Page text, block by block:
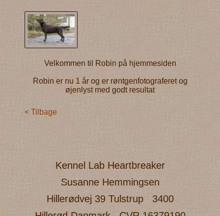
Velkommen til Robin på hjemmesiden
Robin er nu 1 år og er røntgenfotograferet og
øjenlyst med godt resultat
< Tilbage
Kennel Lab Heartbreaker
Susanne Hemmingsen
Hillerødvej 39 Tulstrup
3400